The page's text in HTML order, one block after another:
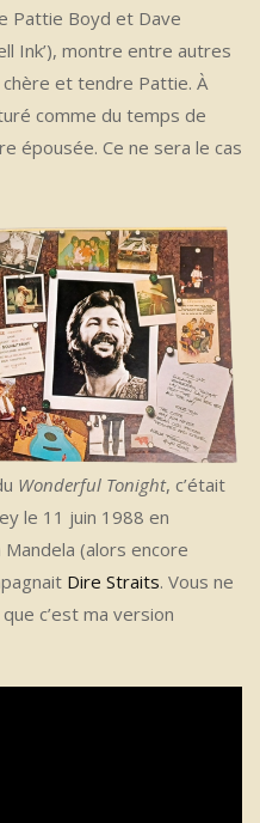
Pattie Boyd et Dave
Ink’), montre entre autres
et tendre Pattie. À
comme du temps de
épousée. Ce ne sera le cas
Wonderful Tonight, c’était
le 11 juin 1988 en
(alors encore
Dire Straits. Vous ne
c’est ma version